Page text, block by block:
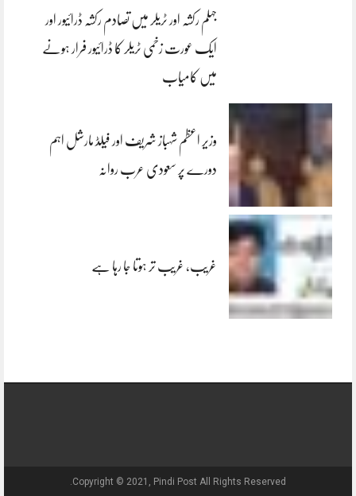
جہلم رکشہ اور ٹریلر میں تصادم رکشہ ڈرائیور اور
ایک عورت زخمی ٹریلر کا ڈرائیور فرار ہونے
میں کامیاب
وزیر اعظم شہباز شریف اور فیلڈ مارشل اہم
دورے پر سعودی عرب روانہ
غریب، غریب تر ہوتا جا رہا ہے
Copyright © 2021, Pindi Post All Rights Reserved.